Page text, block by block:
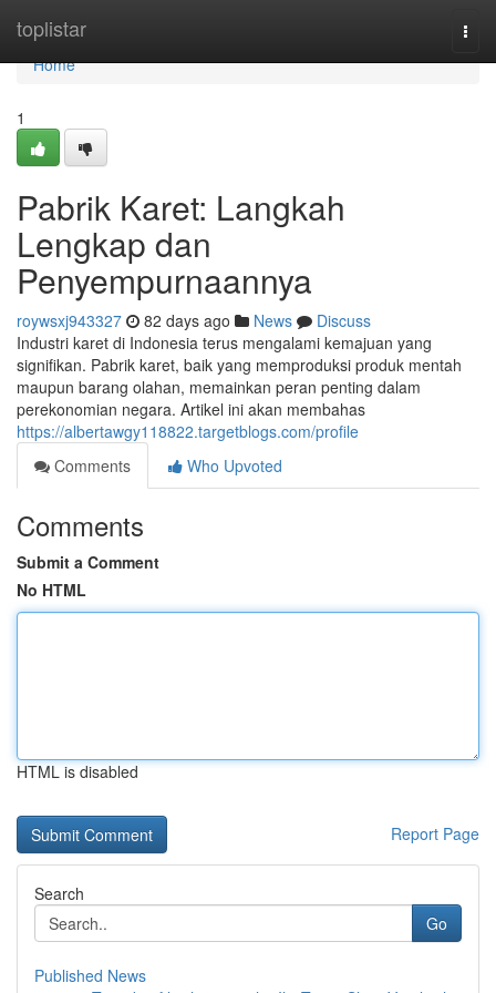
toplistar
Home
Home
1
Pabrik Karet: Langkah
Lengkap dan
Penyempurnaannya
roywsxj943327 82 days ago News
Discuss
Industri karet di Indonesia terus mengalami kemajuan yang
signifikan. Pabrik karet, baik yang memproduksi produk mentah
maupun barang olahan, memainkan peran penting dalam
perekonomian negara. Artikel ini akan membahas
https://albertawgy118822.targetblogs.com/profile
Comments
Who Upvoted
Comments
Submit a Comment
No HTML
HTML is disabled
Report Page
Search
Go
Published News